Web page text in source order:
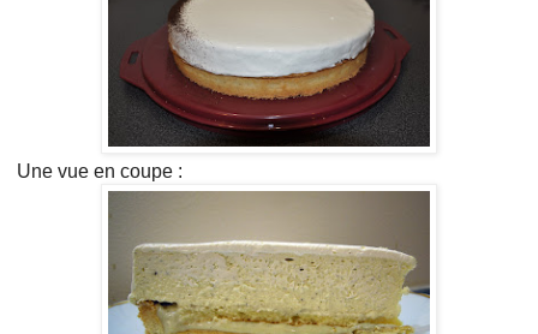
Une vue en coupe :